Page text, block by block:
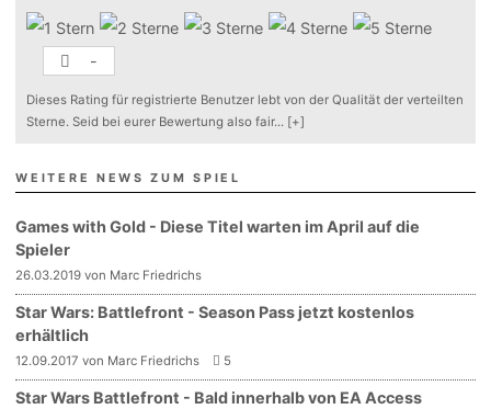
-
Dieses Rating für registrierte Benutzer lebt von der Qualität der verteilten
Sterne. Seid bei eurer Bewertung also fair... [+]
WEITERE NEWS ZUM SPIEL
Games with Gold - Diese Titel warten im April auf die
Spieler
26.03.2019 von Marc Friedrichs
Star Wars: Battlefront - Season Pass jetzt kostenlos
erhältlich
12.09.2017 von Marc Friedrichs 5
Star Wars Battlefront - Bald innerhalb von EA Access